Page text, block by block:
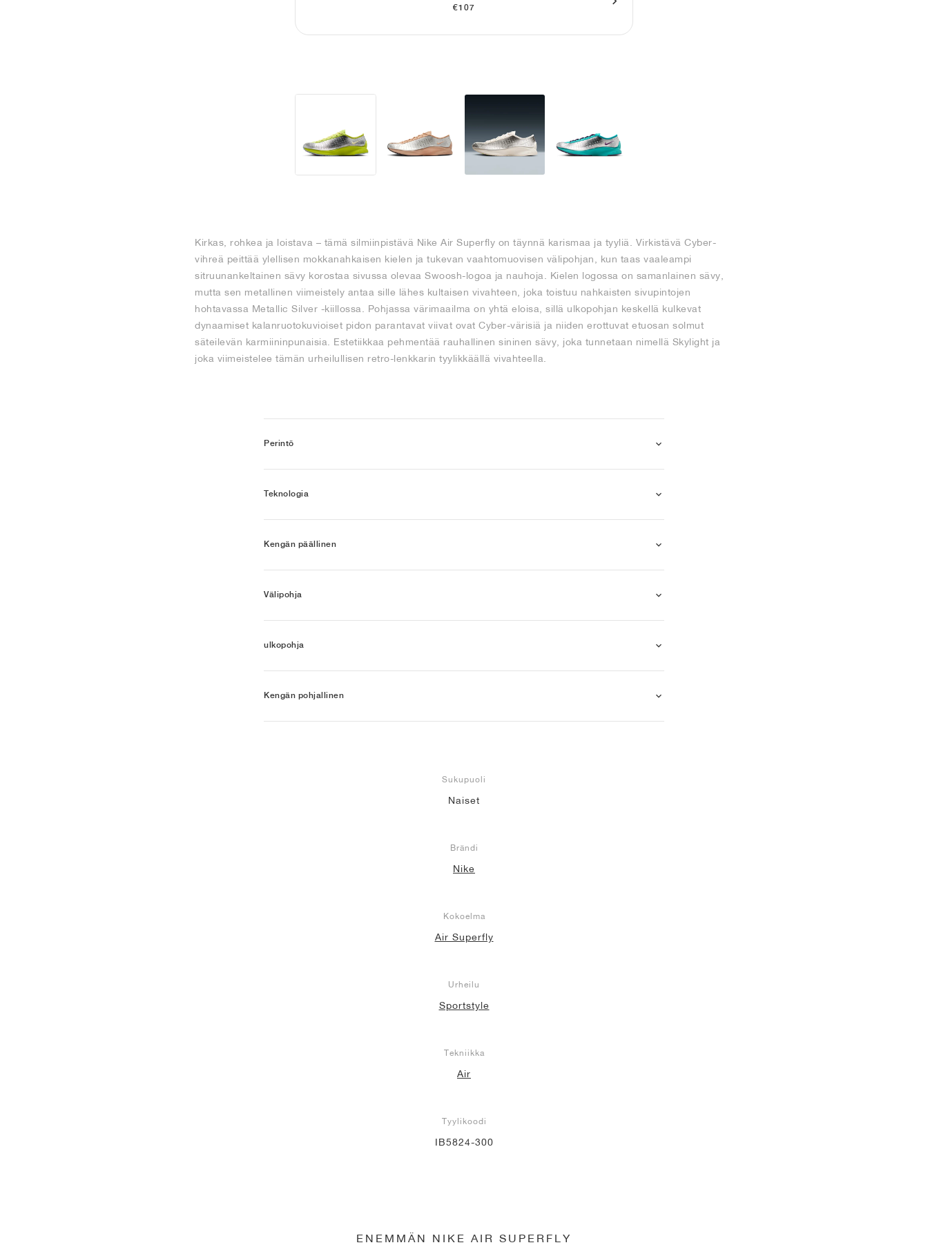
€107
Kirkas, rohkea ja loistava – tämä silmiinpistävä Nike Air Superfly on täynnä karismaa ja tyyliä. Virkistävä Cyber-
vihreä peittää ylellisen mokkanahkaisen kielen ja tukevan vaahtomuovisen välipohjan, kun taas vaaleampi
sitruunankeltainen sävy korostaa sivussa olevaa Swoosh-logoa ja nauhoja. Kielen logossa on samanlainen sävy,
mutta sen metallinen viimeistely antaa sille lähes kultaisen vivahteen, joka toistuu nahkaisten sivupintojen
hohtavassa Metallic Silver -kiillossa. Pohjassa värimaailma on yhtä eloisa, sillä ulkopohjan keskellä kulkevat
dynaamiset kalanruotokuvioiset pidon parantavat viivat ovat Cyber-värisiä ja niiden erottuvat etuosan solmut
säteilevän karmiininpunaisia. Estetiikkaa pehmentää rauhallinen sininen sävy, joka tunnetaan nimellä Skylight ja
joka viimeistelee tämän urheilullisen retro-lenkkarin tyylikkäällä vivahteella.
Perintö
Teknologia
Kengän päällinen
Välipohja
ulkopohja
Kengän pohjallinen
Sukupuoli
Naiset
Brändi
Nike
Kokoelma
Air Superfly
Urheilu
Sportstyle
Tekniikka
Air
Tyylikoodi
IB5824-300
ENEMMÄN NIKE AIR SUPERFLY